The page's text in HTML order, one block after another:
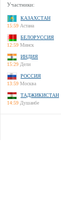
Участники:
КАЗАХСТАН
15:59 Астана
БЕЛОРУССИЯ
12:59 Минск
ИНДИЯ
15:29 Дели
РОССИЯ
13:59 Москва
ТАДЖИКИСТАН
14:59 Душанбе